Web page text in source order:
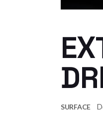
SURFACE